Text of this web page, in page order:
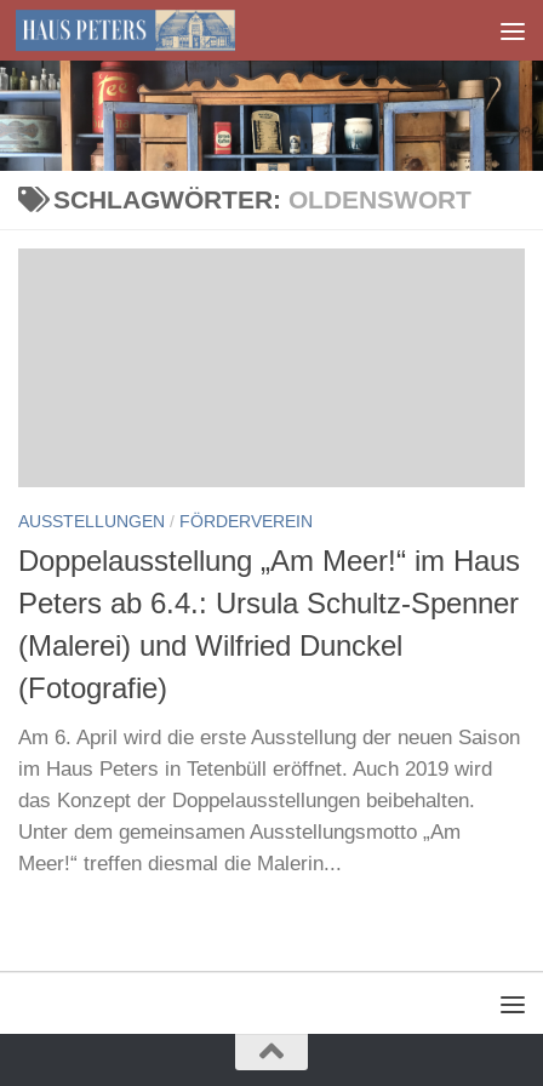
Zum Inhalt springen
SCHLAGWÖRTER: OLDENSWORT
AUSSTELLUNGEN / FÖRDERVEREIN
Doppelausstellung „Am Meer!“ im Haus
Peters ab 6.4.: Ursula Schultz-Spenner
(Malerei) und Wilfried Dunckel
(Fotografie)
Am 6. April wird die erste Ausstellung der neuen Saison
im Haus Peters in Tetenbüll eröffnet. Auch 2019 wird
das Konzept der Doppelausstellungen beibehalten.
Unter dem gemeinsamen Ausstellungsmotto „Am
Meer!“ treffen diesmal die Malerin...